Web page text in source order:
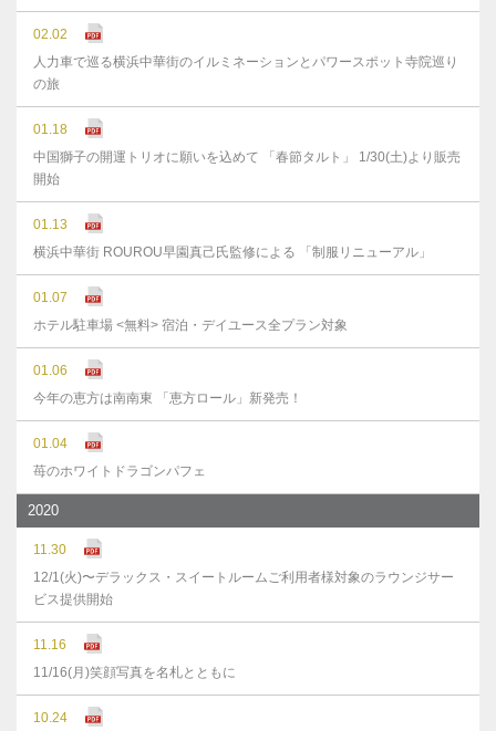
02.02
人力車で巡る横浜中華街のイルミネーションとパワースポット寺院巡り
の旅
01.18
中国獅子の開運トリオに願いを込めて 「春節タルト」 1/30(土)より販売
開始
01.13
横浜中華街 ROUROU早園真己氏監修による 「制服リニューアル」
01.07
ホテル駐車場 <無料> 宿泊・デイユース全プラン対象
01.06
今年の恵方は南南東 「恵方ロール」新発売！
01.04
苺のホワイトドラゴンパフェ
2020
11.30
12/1(火)〜デラックス・スイートルームご利用者様対象のラウンジサー
ビス提供開始
11.16
11/16(月)笑顔写真を名札とともに
10.24